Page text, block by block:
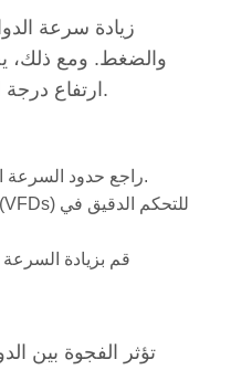
زيادة سرعة
والضغط. ومع ذلك،
ارتفاع درجة الحرارة أو الإجهاد الميكانيكي.
راجع حدود السرعة المقدرة للمنفاخ لمنع حدوث تلف.
قم بزيادة السرعة
تؤثر الفجوة بين